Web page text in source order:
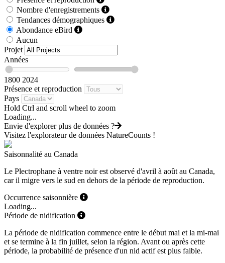
Nombre d'enregistrements
Tendances démographiques
Abondance eBird
Aucun
Projet
Années
1800 2024
Présence et reproduction
Pays
Hold Ctrl and scroll wheel to zoom
Loading...
Envie d'explorer plus de données ?
Visitez l'explorateur de données NatureCounts !
Saisonnalité au Canada
Le Plectrophane à ventre noir est observé d'avril à août au Canada,
car il migre vers le sud en dehors de la période de reproduction.
Occurrence saisonnière
Loading...
Période de nidification
La période de nidification commence entre le début mai et la mi-mai
et se termine à la fin juillet, selon la région. Avant ou après cette
période, la probabilité de présence d'un nid actif est plus faible.